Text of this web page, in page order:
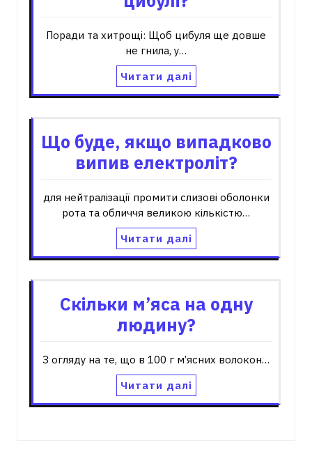
Поради та хитрощі: Щоб цибуля ще довше
не гнила, у…
Читати далі
Що буде, якщо випадково
випив електроліт?
для нейтралізації промити слизові оболонки
рота та обличчя великою кількістю…
Читати далі
Скільки м’яса на одну
людину?
З огляду на те, що в 100 г м’ясних волокон…
Читати далі